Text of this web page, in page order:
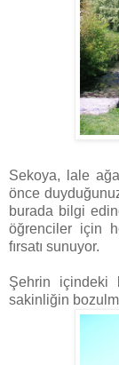
Sekoya, lale
önce
burada bilgi
öğrenciler için
fırsatı sunuyor.
Şehrin içindeki
sakinliğin